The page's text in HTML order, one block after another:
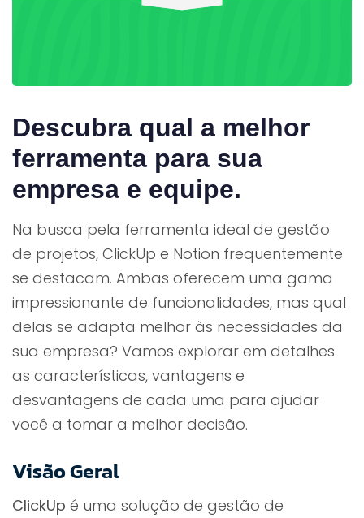
Descubra qual a melhor
ferramenta para sua
empresa e equipe.
Na busca pela ferramenta ideal de gestão
de projetos, ClickUp e Notion frequentemente
se destacam. Ambas oferecem uma gama
impressionante de funcionalidades, mas qual
delas se adapta melhor às necessidades da
sua empresa? Vamos explorar em detalhes
as características, vantagens e
desvantagens de cada uma para ajudar
você a tomar a melhor decisão.
Visão Geral
ClickUp é uma solução de gestão de